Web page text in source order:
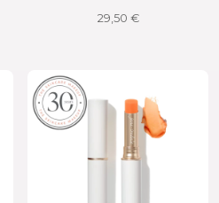
29,50 €